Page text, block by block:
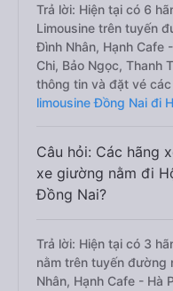
Trả lời: Hiện tại có 6
Limousine trên tuyến
Đình Nhân, Hạnh Cafe
Chi, Bảo Ngọc, Thanh
thông tin và đặt vé
limousine Đồng Nai đi
Câu hỏi: Các hãng
xe giường nằm đi
Đồng Nai?
Trả lời: Hiện tại có 3
nằm trên tuyến đường
Nhân, Hạnh Cafe - Hà